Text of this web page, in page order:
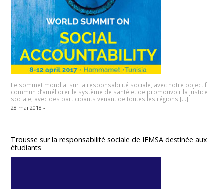
Le sommet mondial sur la responsabilité sociale, avec notre objectif
commun d’améliorer le système de santé et de promouvoir la justice
sociale, avec des participants venant de toutes les régions […]
28 mai 2018 -
Trousse sur la responsabilité sociale de IFMSA destinée aux
étudiants